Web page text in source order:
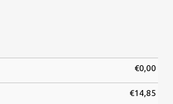
€0,00
€14,85